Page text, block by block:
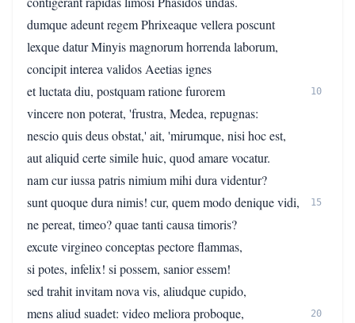
dumque adeunt regem Phrixeaque vellera poscunt
lexque datur Minyis magnorum horrenda laborum,
concipit interea validos Aeetias ignes
et luctata diu, postquam ratione furorem
10
vincere non poterat, 'frustra, Medea, repugnas:
nescio quis deus obstat,' ait, 'mirumque, nisi hoc est,
aut aliquid certe simile huic, quod amare vocatur.
nam cur iussa patris nimium mihi dura videntur?
sunt quoque dura nimis! cur, quem modo denique vidi,
15
ne pereat, timeo? quae tanti causa timoris?
excute virgineo conceptas pectore flammas,
si potes, infelix! si possem, sanior essem!
sed trahit invitam nova vis, aliudque cupido,
mens aliud suadet: video meliora proboque,
20